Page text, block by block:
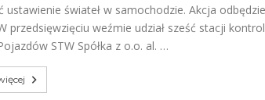
ustawienie świateł w samochodzie. Akcja
przedsięwzięciu weźmie udział sześć stacji
STW Spółka z o.o. al. …